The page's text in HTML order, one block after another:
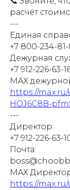
расчёт
---
Единая
+7 800-234-
Дежурная
+7 912-226-63-
МАХ
https://
HOJ6C8B-
---
Директор:
+7 912-226-63-
Почта:
МАХ
https://